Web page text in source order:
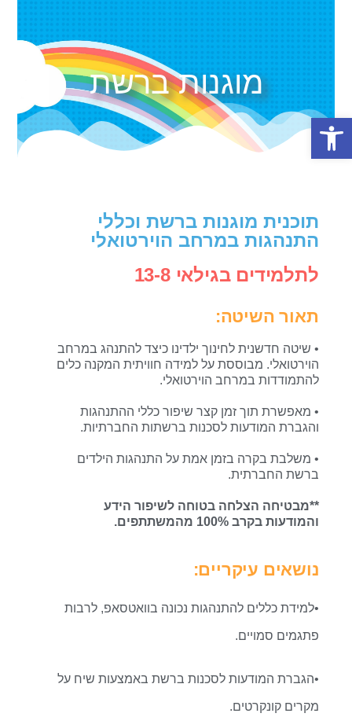
מוגנות ברשת
תוכנית מוגנות ברשת וכללי
התנהגות במרחב הוירטואלי
לתלמידים בגילאי 13-8
תאור השיטה:
• שיטה חדשנית לחינוך ילדינו כיצד להתנהג במרחב
הוירטואלי. מבוססת על למידה חוויתית המקנה כלים
להתמודדות במרחב הוירטואלי.
• מאפשרת תוך זמן קצר שיפור כללי ההתנהגות
והגברת המודעות לסכנות ברשתות החברתיות.
• משלבת בקרה בזמן אמת על התנהגות הילדים
ברשת החברתית.
**מבטיחה הצלחה בטוחה לשיפור הידע
והמודעות בקרב 100% מהמשתתפים.
נושאים עיקריים:
•למידת כללים להתנהגות נכונה בוואטסאפ, לרבות
פתגמים סמויים.
•הגברת המודעות לסכנות ברשת באמצעות שיח על
מקרים קונקרטים.
פתח סרגל נגישות